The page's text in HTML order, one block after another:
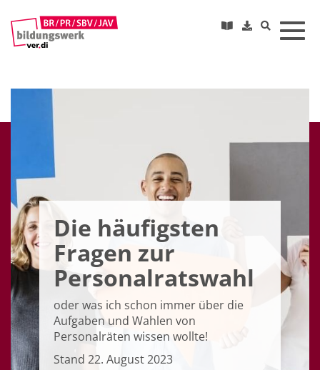
Die häufigsten
Fragen zur
Personalratswahl
oder was ich schon immer über die
Aufgaben und Wahlen von
Personalräten wissen wollte!
Stand 22. August 2023